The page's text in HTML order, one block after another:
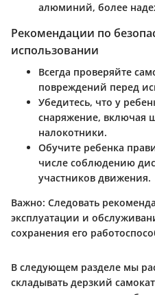
алюминий, более
Рекомендации по
использовании
Всегда проверяйте
повреждений перед
Убедитесь, что у
снаряжение, включая
налокотники.
Обучите ребенка
числе соблюдению
участников движения.
Важно: Следовать
эксплуатации и
сохранения его
В следующем разделе мы
складывать дерзкий